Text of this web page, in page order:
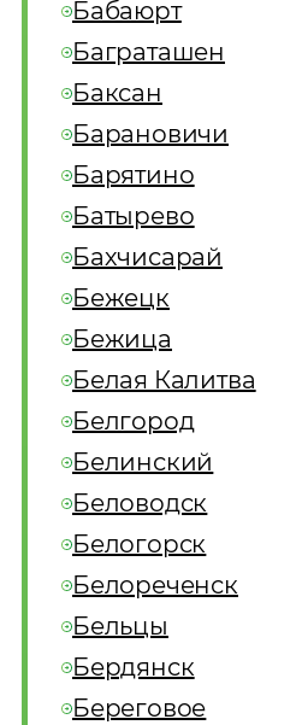
Бабаюрт
Баграташен
Баксан
Барановичи
Барятино
Батырево
Бахчисарай
Бежецк
Бежица
Белая Калитва
Белгород
Белинский
Беловодск
Белогорск
Белореченск
Бельцы
Бердянск
Береговое